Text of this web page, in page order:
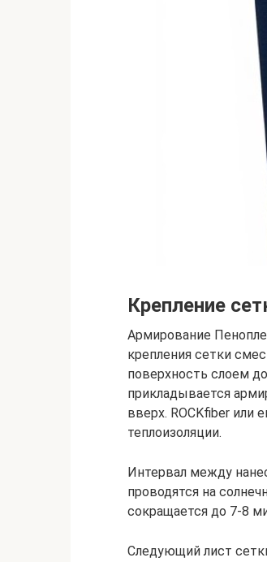
Крепление
Армирование
крепления сетки
поверхность слоем
прикладывается
вверх. ROCKfiber или
теплоизоляции.
Интервал между
проводятся на
сокращается до 7-8
Следующий лист